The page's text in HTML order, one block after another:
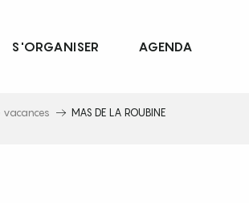
S'ORGANISER AGENDA
vacances MAS DE LA ROUBINE